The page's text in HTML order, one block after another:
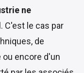
ne
. C'est le cas par
de
ou encore d'un